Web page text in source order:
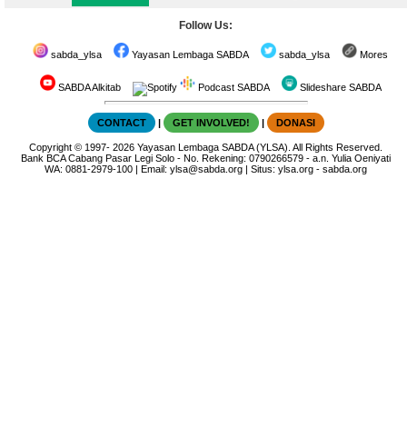
Follow Us:
sabda_ylsa Yayasan Lembaga SABDA sabda_ylsa Mores
SABDA Alkitab Podcast SABDA Slideshare SABDA
CONTACT | GET INVOLVED! | DONASI
Copyright © 1997-2026Yayasan Lembaga SABDA (YLSA). All Rights Reserved.
Bank BCA Cabang Pasar Legi Solo - No. Rekening: 0790266579 - a.n. Yulia Oeniyati
WA:0881-2979-100 | Email:ylsa@sabda.org | Situs:ylsa.org -sabda.org